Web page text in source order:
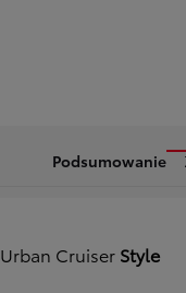
Podsumowanie
Urban Cruiser Style